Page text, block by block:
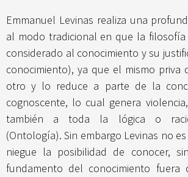
Emmanuel Levinas realiza una
al modo tradicional en que la filosofía
considerado al conocimiento y su
conocimiento), ya que el mismo priva
otro y lo reduce a parte de la
cognoscente, lo cual genera
también a toda la lógica o
(Ontología). Sin embargo Levinas no
niegue la posibilidad de conocer,
fundamento del conocimiento fuera